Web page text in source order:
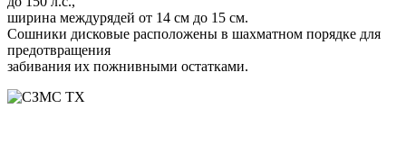
ширина междурядей от 14 см до 15 см.
Сошники дисковые расположены в шахматном порядке для
предотвращения
забивания их пожнивными остатками.